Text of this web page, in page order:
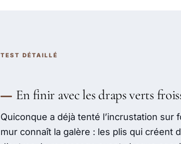
TEST DÉTAILLÉ
En finir avec les draps verts
Quiconque a déjà tenté l’incrustation
mur connaît la galère : les plis qui créent